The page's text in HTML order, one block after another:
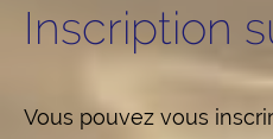
Inscription
Vous pouvez vous